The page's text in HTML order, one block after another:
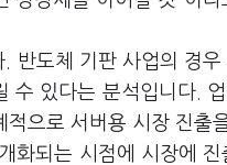
반도체 기판 사업의 경
있다는 분석입니다.
으로 서버용 시장 진출
화되는 시점에 시장에